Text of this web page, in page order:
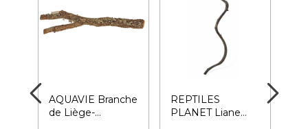
AQUAVIE Branche
de Liège-
REPTILES
PLANET Liane